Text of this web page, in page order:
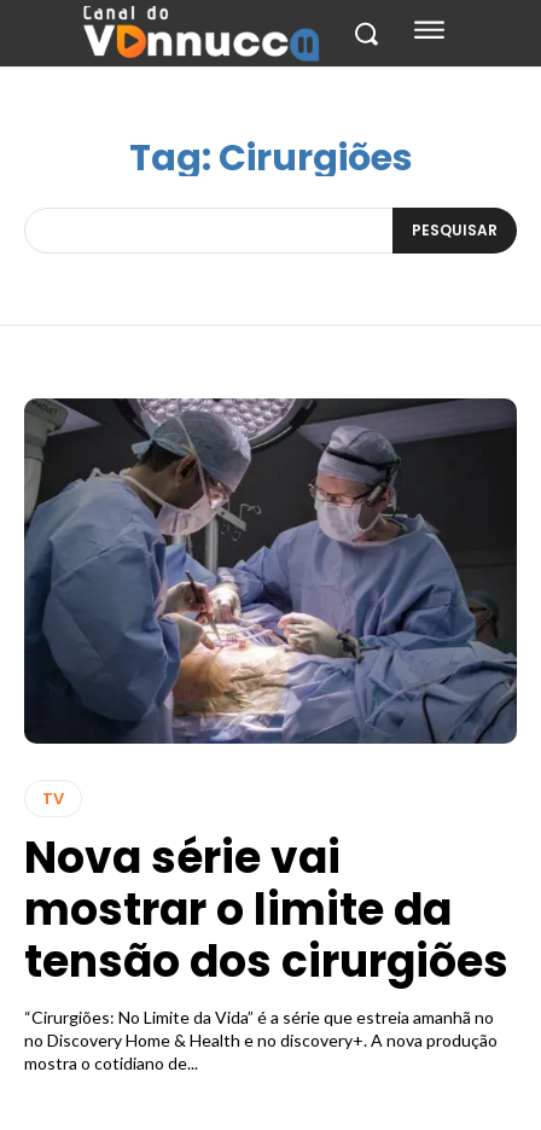
Tag:Cirurgiões
PESQUISAR
TV
Nova série vai
mostrar o limite da
tensão dos cirurgiões
“Cirurgiões: No Limite da Vida” é a série que estreia amanhã no
no Discovery Home & Health e no discovery+. A nova produção
mostra o cotidiano de...